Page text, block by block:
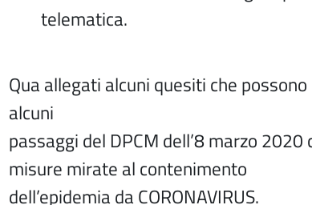
telematica.
Qua allegati alcuni quesiti che
alcuni
passaggi del DPCM dell’8 marzo
misure mirate al contenimento
dell’epidemia da CORONAVIRUS.